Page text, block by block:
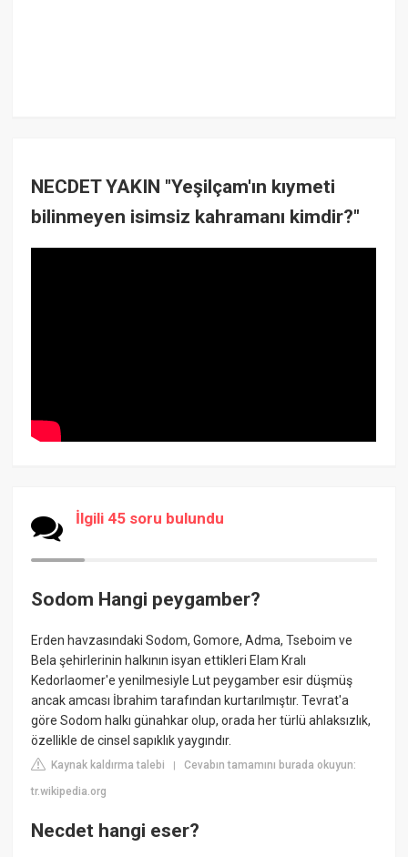
NECDET YAKIN "Yeşilçam'ın kıymeti
bilinmeyen isimsiz kahramanı kimdir?"
İlgili 45 soru bulundu
Sodom Hangi peygamber?
Erden havzasındaki Sodom, Gomore, Adma, Tseboim ve
Bela şehirlerinin halkının isyan ettikleri Elam Kralı
Kedorlaomer'e yenilmesiyle Lut peygamber esir düşmüş
ancak amcası İbrahim tarafından kurtarılmıştır. Tevrat'a
göre Sodom halkı günahkar olup, orada her türlü ahlaksızlık,
özellikle de cinsel sapıklık yaygındır.
Kaynak kaldırma talebi |Cevabın tamamını burada okuyun:
tr.wikipedia.org
Necdet hangi eser?